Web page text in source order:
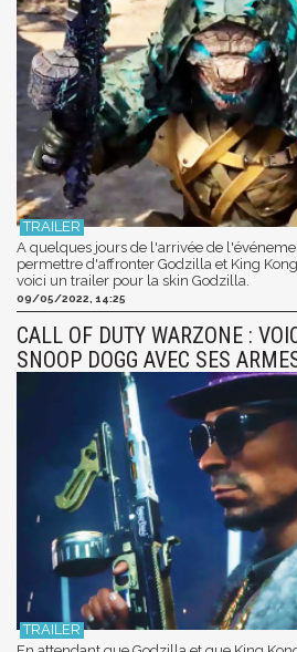
A quelques jours de l'arrivée de
permettre d'affronter Godzilla et King
voici un trailer pour la skin Godzilla.
09/05/2022, 14:25
CALL OF DUTY WARZONE :
SNOOP DOGG AVEC SES